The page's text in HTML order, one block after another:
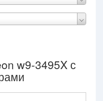
w9-3495X с